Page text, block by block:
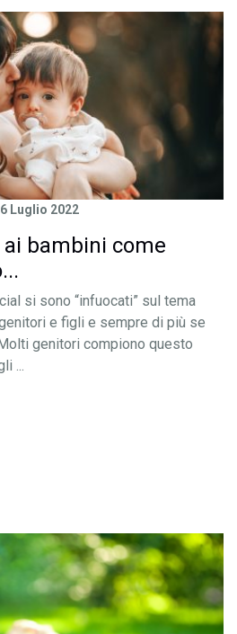
Luglio 2022
ai bambini come
si sono “infuocati” sul tema
e figli e sempre di più se
genitori compiono questo
...